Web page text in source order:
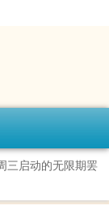
三启动的无限期罢